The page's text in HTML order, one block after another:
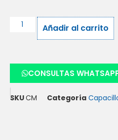
Añadir al carrito
CONSULTAS
SKUCM Categoría